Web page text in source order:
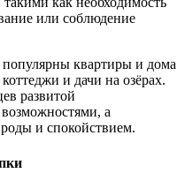
или соблюдение
квартиры и дома
и дачи на озёрах.
развитой
а
и спокойствием.